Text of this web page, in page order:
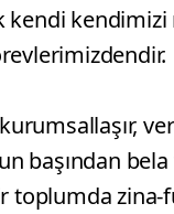
başından
zina-